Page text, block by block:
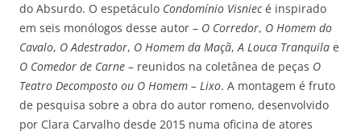
do Absurdo. O espetáculo Condomínio Visniecé inspirado
em seis monólogos desse autor – O Corredor, O Homem do
Cavalo, O Adestrador, O Homem da Maçã,A Louca Tranquila e
O Comedor de Carne – reunidos na coletânea de peças O
Teatro Decomposto ou O Homem – Lixo. A montagem é fruto
de pesquisa sobre a obra do autor romeno, desenvolvido
por Clara Carvalho desde 2015 numa oficina de atores